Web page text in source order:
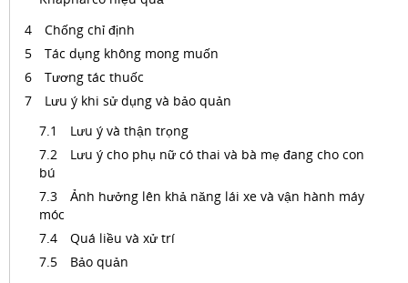
Chống chỉ định
Tác dụng không mong muốn
Tương tác thuốc
Lưu ý khi sử dụng và bảo quản
Lưu ý và thận trọng
Lưu ý cho phụ nữ có thai và bà mẹ đang cho con
bú
Ảnh hưởng lên khả năng lái xe và vận hành máy
móc
Quá liều và xử trí
Bảo quản